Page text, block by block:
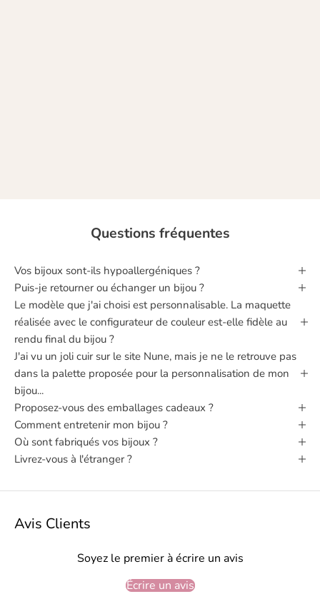
Questions fréquentes
Vos bijoux sont‑ils hypoallergéniques ?
Puis‑je retourner ou échanger un bijou ?
Le modèle que j'ai choisi est personnalisable. La maquette
réalisée avec le configurateur de couleur est-elle fidèle au
rendu final du bijou ?
J'ai vu un joli cuir sur le site Nune, mais je ne le retrouve pas
dans la palette proposée pour la personnalisation de mon
bijou...
Proposez-vous des emballages cadeaux ?
Comment entretenir mon bijou ?
Où sont fabriqués vos bijoux ?
Livrez-vous à l'étranger ?
Avis Clients
Soyez le premier à écrire un avis
Écrire un avis